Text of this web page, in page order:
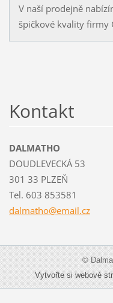
V naší prodejně
špičkové kvality firmy
Kontakt
DALMATHO
DOUDLEVECKÁ 53
301 33 PLZEŇ
Tel. 603 853581
dalmatho@email.cz
©
Vytvořte si webové